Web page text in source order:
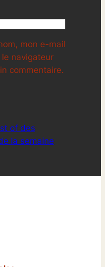
mon e-mail
navigateur
commentaire.
of des
la semaine